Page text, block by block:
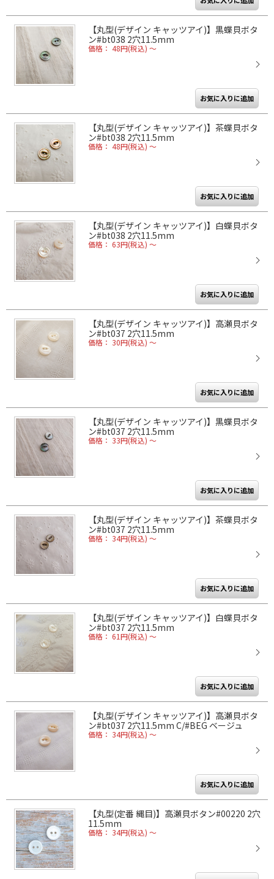
【丸型(デザイン キャッツアイ)】黒蝶貝ボタ
ン#bt038 2穴11.5mm
価格： 48円(税込) ～
【丸型(デザイン キャッツアイ)】茶蝶貝ボタ
ン#bt038 2穴11.5mm
価格： 48円(税込) ～
【丸型(デザイン キャッツアイ)】白蝶貝ボタ
ン#bt038 2穴11.5mm
価格： 63円(税込) ～
【丸型(デザイン キャッツアイ)】高瀬貝ボタ
ン#bt037 2穴11.5mm
価格： 30円(税込) ～
【丸型(デザイン キャッツアイ)】黒蝶貝ボタ
ン#bt037 2穴11.5mm
価格： 33円(税込) ～
【丸型(デザイン キャッツアイ)】茶蝶貝ボタ
ン#bt037 2穴11.5mm
価格： 34円(税込) ～
【丸型(デザイン キャッツアイ)】白蝶貝ボタ
ン#bt037 2穴11.5mm
価格： 61円(税込) ～
【丸型(デザイン キャッツアイ)】高瀬貝ボタ
ン#bt037 2穴11.5mm C/#BEG ベージュ
価格： 34円(税込) ～
【丸型(定番 縄目)】高瀬貝ボタン#00220 2穴
11.5mm
価格： 34円(税込) ～